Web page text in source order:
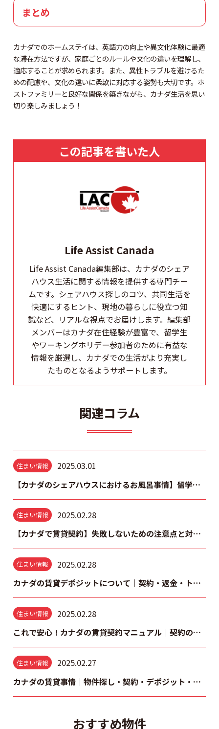
まとめ
カナダでのホームステイは、英語力の向上や異文化体験に最適
な滞在方法ですが、家庭ごとのルールや文化の違いを理解し、
適応することが求められます。また、異性トラブルを避けるた
めの配慮や、文化の違いに柔軟に対応する姿勢も大切です。ホ
ストファミリーと良好な関係を築きながら、カナダ生活を思い
切り楽しみましょう！
この記事を書いた人
Life Assist Canada
Life Assist Canada編集部は、カナダのシェア
ハウス生活に関する情報を提供する専門チー
ムです。シェアハウス探しのコツ、共同生活を
快適にするヒント、現地の暮らしに役立つ知
識など、リアルな視点でお届けします。編集部
メンバーはカナダ在住経験が豊富で、留学生
やワーキングホリデー参加者のために有益な
情報を厳選し、カナダでの生活がより充実し
たものとなるようサポートします。
関連コラム
住まい情報
2025.03.01
【カナダのシェアハウスにおけるお風呂事情】留学前に知っておきたいルールと注意点を紹介！
住まい情報
2025.02.28
【カナダで賃貸契約】失敗しないための注意点と対策を徹底解説
住まい情報
2025.02.28
カナダの賃貸デポジットについて｜契約・返金・トラブル回避のポイント
住まい情報
2025.02.28
これで安心！カナダの賃貸契約マニュアル｜契約の流れと注意すべきポイント
住まい情報
2025.02.27
カナダの賃貸事情｜物件探し・契約・デポジット・トラブル回避まで徹底解説
おすすめ物件